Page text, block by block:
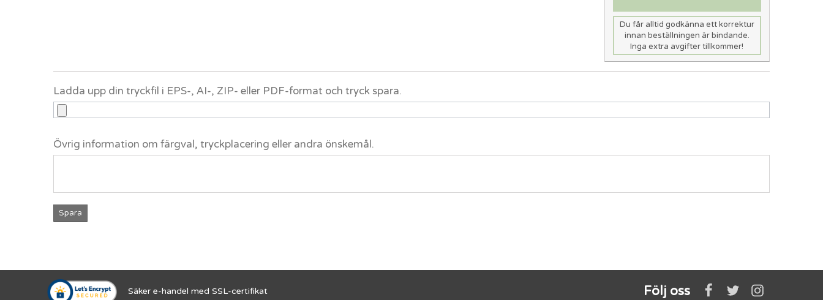
Du får alltid godkänna ett korrektur
innan beställningen är bindande.
Inga extra avgifter tillkommer!
Ladda upp din tryckfil i EPS-, AI-, ZIP- eller PDF-format och tryck spara.
Övrig information om färgval, tryckplacering eller andra önskemål.
Spara
Säker e-handel med SSL-certifikat Följ oss